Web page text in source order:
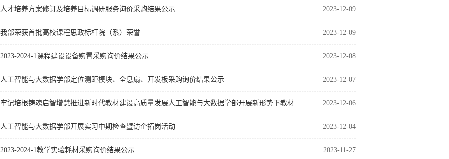
2023-12-09
人才培养方案修订及培养目标调研服务询价采购结果公示
2023-12-09
我部荣获首批高校课程思政标杆院（系）荣誉
2023-12-08
2023-2024-1课程建设设备购置采购询价结果公示
2023-12-07
人工智能与大数据学部定位测距模块、全息扇、开发板采购询价结果公示
2023-12-06
牢记培根铸魂启智增慧推进新时代教材建设高质量发展人工智能与大数据学部开展新形势下教材建设研讨会
2023-12-04
人工智能与大数据学部开展实习中期检查暨访企拓岗活动
2023-11-27
2023-2024-1教学实验耗材采购询价结果公示